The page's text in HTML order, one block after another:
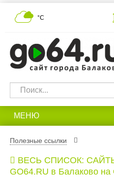
°С
МЕНЮ
Полезные ссылки
ВЕСЬ СПИСОК:
GO64.RU в Балаково на